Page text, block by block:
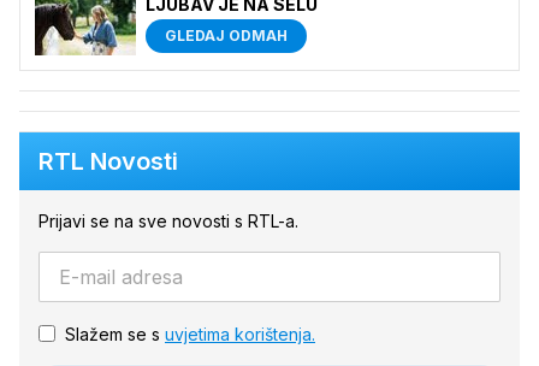
GLEDAJ ODMAH
RTL Novosti
Prijavi se na sve novosti s RTL-a.
Slažem se s uvjetima korištenja.